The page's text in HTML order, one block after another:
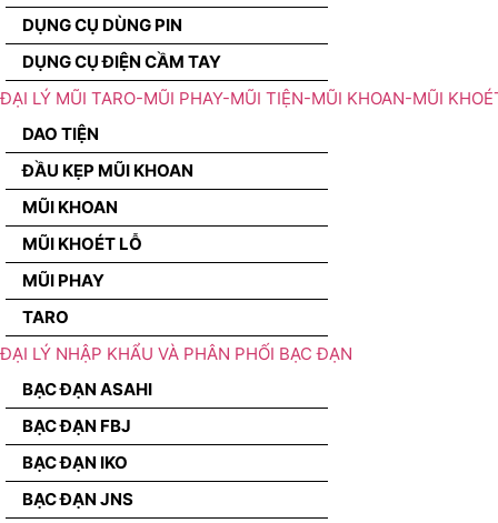
DỤNG CỤ DÙNG PIN
DỤNG CỤ ĐIỆN CẦM TAY
ĐẠI LÝ MŨI TARO-MŨI PHAY-MŨI TIỆN-MŨI KHOAN-MŨI
DAO TIỆN
ĐẦU KẸP MŨI KHOAN
MŨI KHOAN
MŨI KHOÉT LỖ
MŨI PHAY
TARO
ĐẠI LÝ NHẬP KHẨU VÀ PHÂN PHỐI BẠC ĐẠN
BẠC ĐẠN ASAHI
BẠC ĐẠN FBJ
BẠC ĐẠN IKO
BẠC ĐẠN JNS